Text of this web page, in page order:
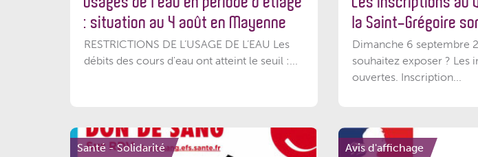
: situation au 4 août en Mayenne
RESTRICTIONS DE L’USAGE DE L’EAU Les
débits des cours d'eau ont atteint le seuil :...
la Saint-Grégoire
Dimanche 6 septembre
souhaitez exposer ? Les
ouvertes. Inscription...
Santé - Solidarité Avis d'affichage